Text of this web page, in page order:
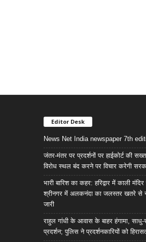
Editor Desk
News Net India newspaper 7th
जंतर-मंतर पर प्रदर्शनों पर हाईकोर्ट की सख्त
विरोध स्थल बंद करने पर विचार करेगी
भारी बारिश का कहर: हरिद्वार में काली मंदिर
श्रीनगर में अलकनंदा का जलस्तर खतरे से
जारी
राहुल गांधी के आवास के बाहर हंगामा,
प्रदर्शन; पुलिस ने प्रदर्शनकारियों को